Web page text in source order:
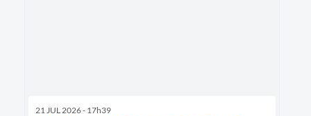
21 JUL 2026 - 17h39